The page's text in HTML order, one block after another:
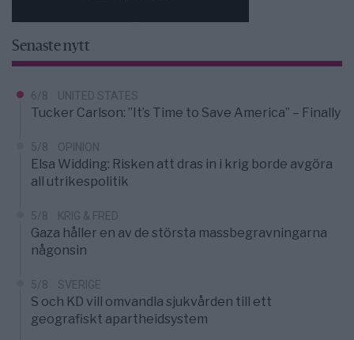
Senaste nytt
6/8 UNITED STATES
Tucker Carlson: ”It’s Time to Save America” – Finally
5/8 OPINION
Elsa Widding: Risken att dras in i krig borde avgöra
all utrikespolitik
5/8 KRIG & FRED
Gaza håller en av de största massbegravningarna
någonsin
5/8 SVERIGE
S och KD vill omvandla sjukvården till ett
geografiskt apartheidsystem